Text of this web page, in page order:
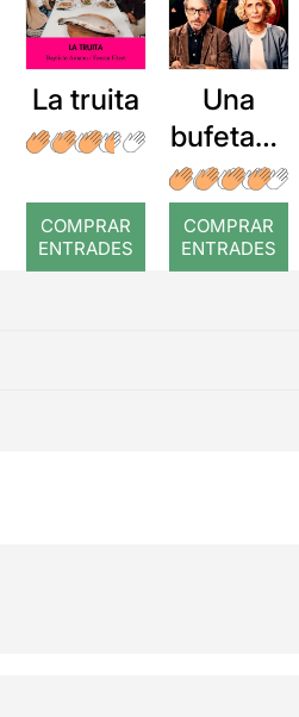
La truita
COMPRAR
ENTRADES
Una
bufetada
a temps
COMPRAR
ENTRADES